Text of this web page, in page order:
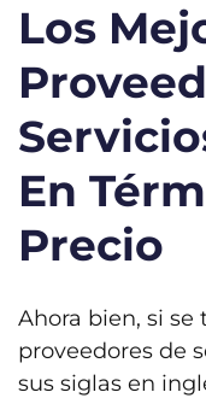
Los
En
Precio
Ahora bien, si se
proveedores de
sus siglas en